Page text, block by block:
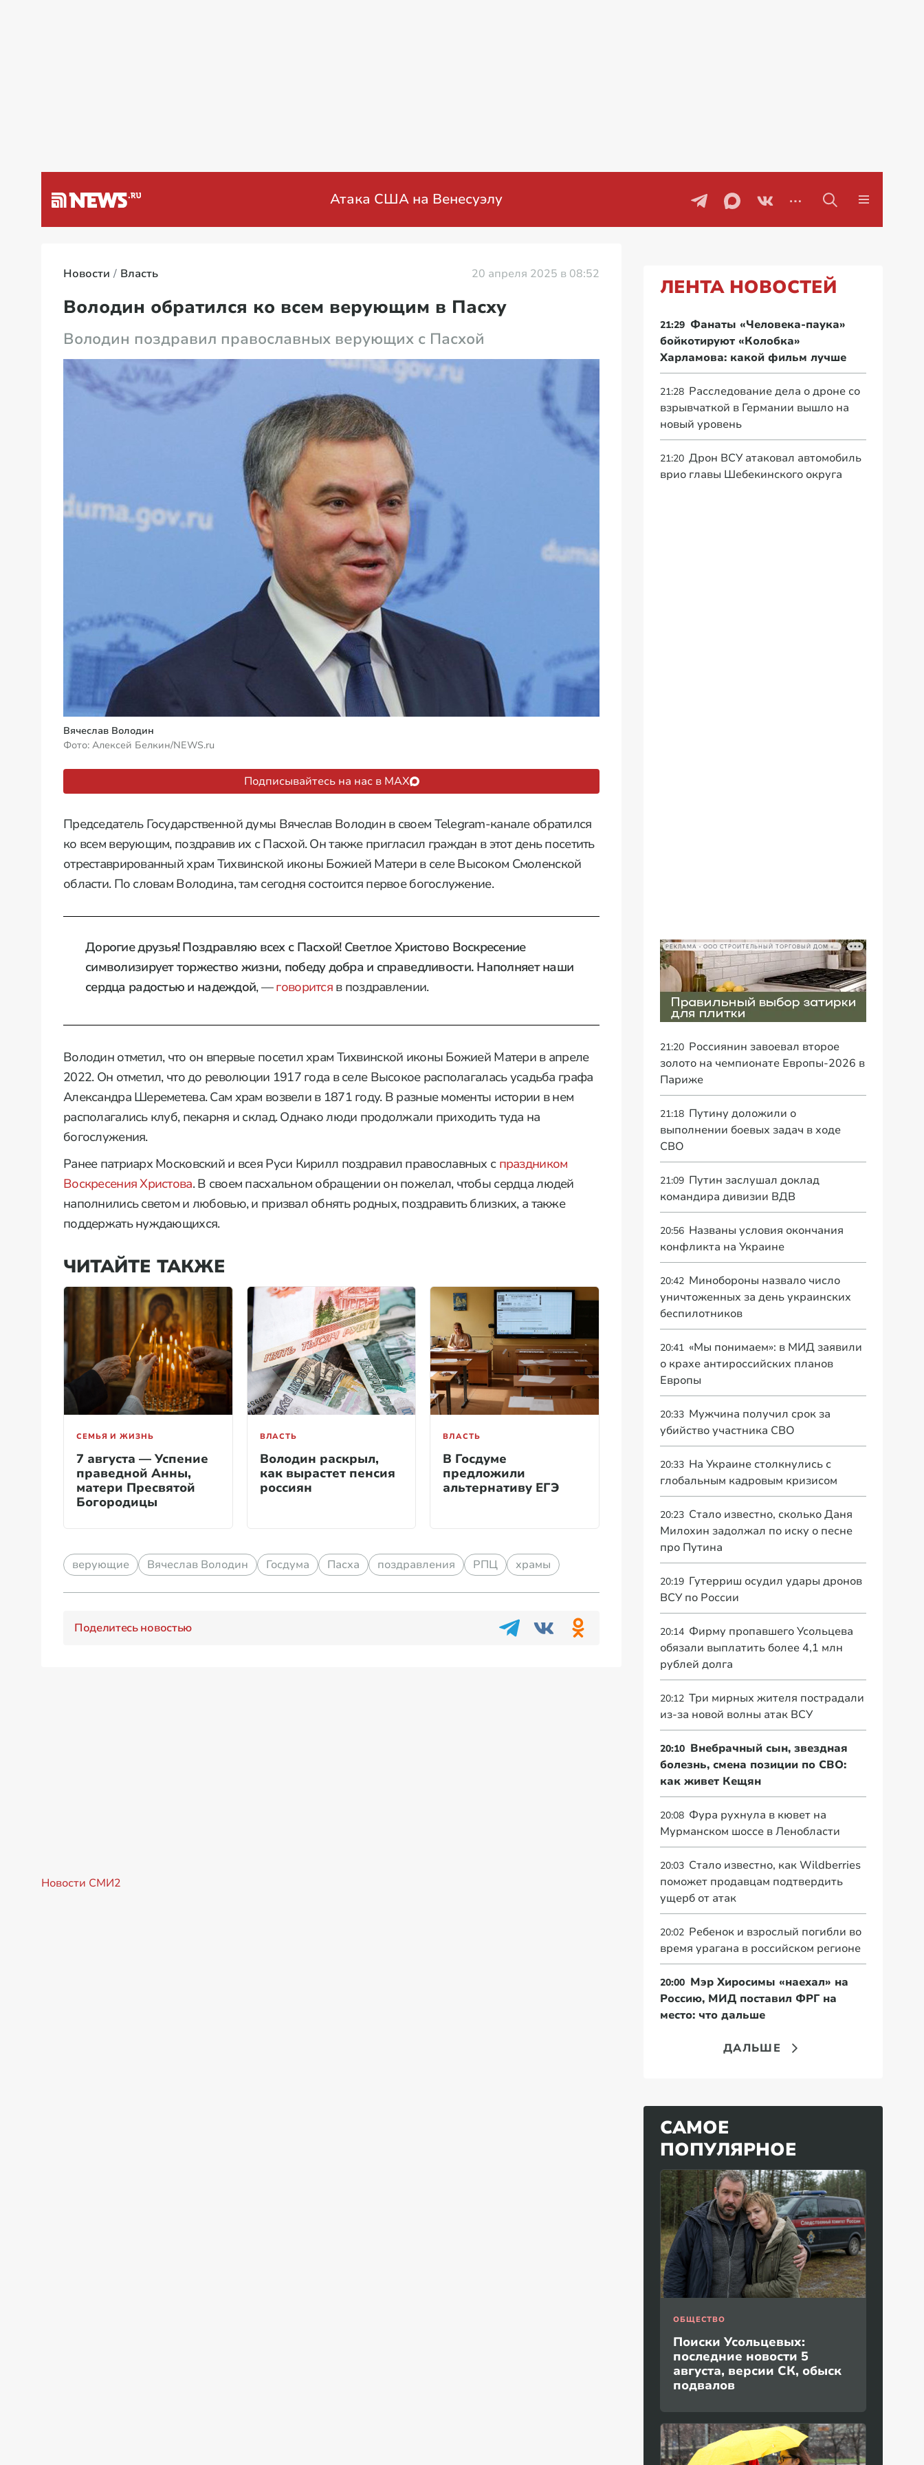
Специальная военная операция на Украине: мирные переговоры Проблемы с бензином в
Новости Власть 20 апреля 2025 в 08:52
Володин обратился ко всем верующим в Пасху
Володин поздравил православных верующих с Пасхой
Вячеслав Володин
Фото: Алексей Белкин/NEWS.ru
Подписывайтесь на нас в MAX
Председатель Государственной думы Вячеслав Володин в своем Telegram-канале обратился
ко всем верующим, поздравив их с Пасхой. Он также пригласил граждан в этот день посетить
отреставрированный храм Тихвинской иконы Божией Матери в селе Высоком Смоленской
области. По словам Володина, там сегодня состоится первое богослужение.
Дорогие друзья! Поздравляю всех с Пасхой! Светлое Христово Воскресение
символизирует торжество жизни, победу добра и справедливости. Наполняет наши
сердца радостью и надеждой, —говоритсяв поздравлении.
Володин отметил, что он впервые посетил храм Тихвинской иконы Божией Матери в апреле
2022. Он отметил, что до революции 1917 года в селе Высокое располагалась усадьба графа
Александра Шереметева. Сам храм возвели в 1871 году. В разные моменты истории в нем
располагались клуб, пекарня и склад. Однако люди продолжали приходить туда на
богослужения.
Ранее патриарх Московский и всея Руси Кирилл поздравил православных с праздником
Воскресения Христова. В своем пасхальном обращении он пожелал, чтобы сердца людей
наполнились светом и любовью, и призвал обнять родных, поздравить близких, а также
поддержать нуждающихся.
ЧИТАЙТЕ ТАКЖЕ
СЕМЬЯ И ЖИЗНЬ
7 августа — Успение
праведной Анны,
матери Пресвятой
Богородицы
ВЛАСТЬ
Володин раскрыл,
как вырастет пенсия
россиян
ВЛАСТЬ
В Госдуме
предложили
альтернативу ЕГЭ
верующие Вячеслав Володин Госдума Пасха поздравления РПЦ храмы
Поделитесь новостью
Новости СМИ2
ЛЕНТА НОВОСТЕЙ
21:29 Фанаты «Человека-паука»
бойкотируют «Колобка»
Харламова: какой фильм лучше
21:28 Расследование дела о дроне со
взрывчаткой в Германии вышло на
новый уровень
21:20 Дрон ВСУ атаковал автомобиль
врио главы Шебекинского округа
21:20 Россиянин завоевал второе
золото на чемпионате Европы-2026 в
Париже
21:18 Путину доложили о
выполнении боевых задач в ходе
СВО
21:09 Путин заслушал доклад
командира дивизии ВДВ
20:56 Названы условия окончания
конфликта на Украине
20:42 Минобороны назвало число
уничтоженных за день украинских
беспилотников
20:41 «Мы понимаем»: в МИД заявили
о крахе антироссийских планов
Европы
20:33 Мужчина получил срок за
убийство участника СВО
20:33 На Украине столкнулись с
глобальным кадровым кризисом
20:23 Стало известно, сколько Даня
Милохин задолжал по иску о песне
про Путина
20:19 Гутерриш осудил удары дронов
ВСУ по России
20:14 Фирму пропавшего Усольцева
обязали выплатить более 4,1 млн
рублей долга
20:12 Три мирных жителя пострадали
из-за новой волны атак ВСУ
20:10 Внебрачный сын, звездная
болезнь, смена позиции по СВО:
как живет Кещян
20:08 Фура рухнула в кювет на
Мурманском шоссе в Ленобласти
20:03 Стало известно, как Wildberries
поможет продавцам подтвердить
ущерб от атак
20:02 Ребенок и взрослый погибли во
время урагана в российском регионе
20:00 Мэр Хиросимы «наехал» на
Россию, МИД поставил ФРГ на
место: что дальше
ДАЛЬШЕ
САМОЕ
ПОПУЛЯРНОЕ
ОБЩЕСТВО
Поиски Усольцевых:
последние новости 5
августа, версии СК, обыск
подвалов